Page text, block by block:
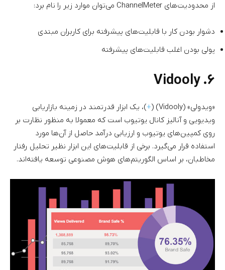
از محدودیت‌های ChannelMeter می‌توان موارد زیر را نام برد:
دشوار بودن کار با قابلیت‌های پیشرفته برای کاربران مبتدی
پولی بودن اغلب قابلیت‌های پیشرفته
۶. Vidooly
«ویدولی» (Vidooly) ( +)، یک ابزار قدرتمند در زمینه بازاریابی
ویدیویی و آنالیز کانال یوتیوب است که معمولا به منظور نظارت بر
روی کمپین‌های یوتیوب و ارزیابی درآمد حاصل از آن‌ها مورد
استفاده قرار می‌گیرد. برخی از قابلیت‌های این ابزار نظیر تحلیل رفتار
مخاطبان، بر اساس الگوریتم‌های هوش مصنوعی توسعه یافته‌اند.